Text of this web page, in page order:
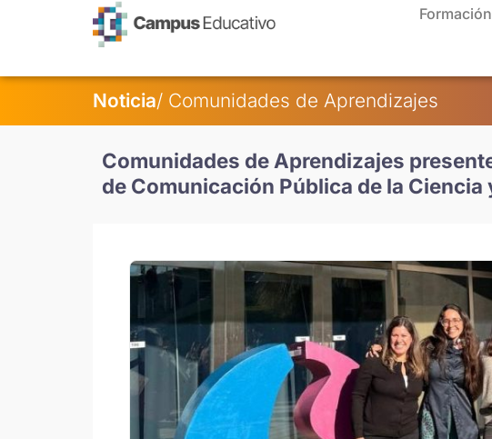
Noticia/ Comunidades de Aprendizajes
Comunidades de Aprendizajes
de Comunicación Pública de la Ciencia